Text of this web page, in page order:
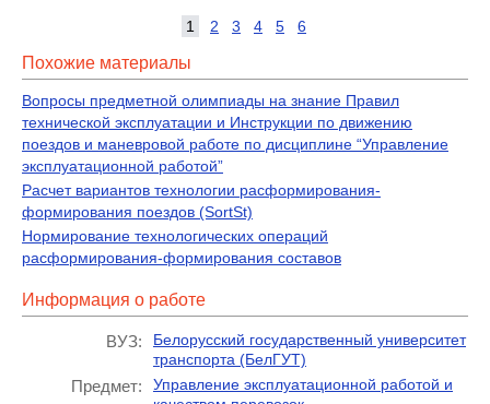
1 2 3 4 5 6
Похожие материалы
Вопросы предметной олимпиады на знание Правил
технической эксплуатации и Инструкции по движению
поездов и маневровой работе по дисциплине “Управление
эксплуатационной работой”
Расчет вариантов технологии расформирования-
формирования поездов (SortSt)
Нормирование технологических операций
расформирования-формирования составов
Информация о работе
ВУЗ:
Белорусский государственный университет
транспорта (БелГУТ)
Предмет:
Управление эксплуатационной работой и